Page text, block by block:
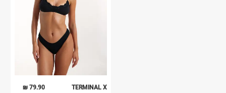
79.90 ₪
TERMINAL X